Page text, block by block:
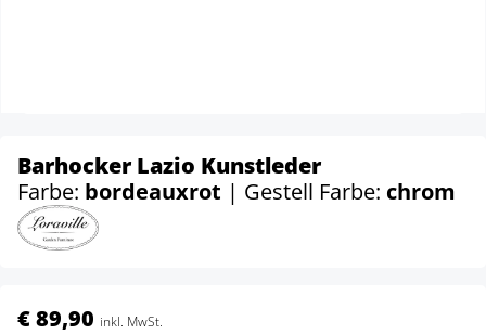
Barhocker Lazio Kunstleder
Farbe: bordeauxrot | Gestell Farbe: chrom
€ 89,90 inkl. MwSt.